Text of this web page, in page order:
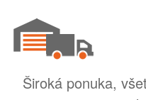
Široká ponuka,